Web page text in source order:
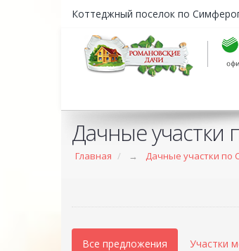
Коттеджный поселок по
Дачные участки
Главная → Дачные участки по
Все предложения Участки